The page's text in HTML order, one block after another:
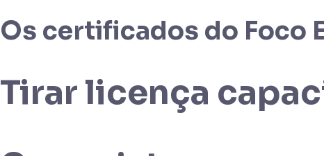
Os certificados do Foco
Tirar licença